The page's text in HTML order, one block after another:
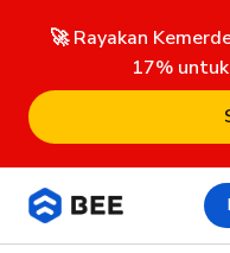
🚀 Rayakan
17%